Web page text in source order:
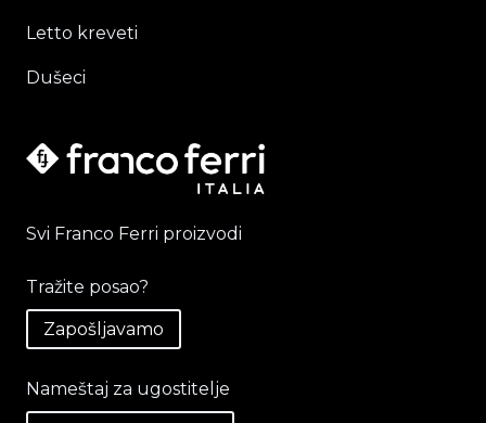
Letto kreveti
Dušeci
Svi Franco Ferri proizvodi
Tražite posao?
Zapošljavamo
Nameštaj za ugostitelje